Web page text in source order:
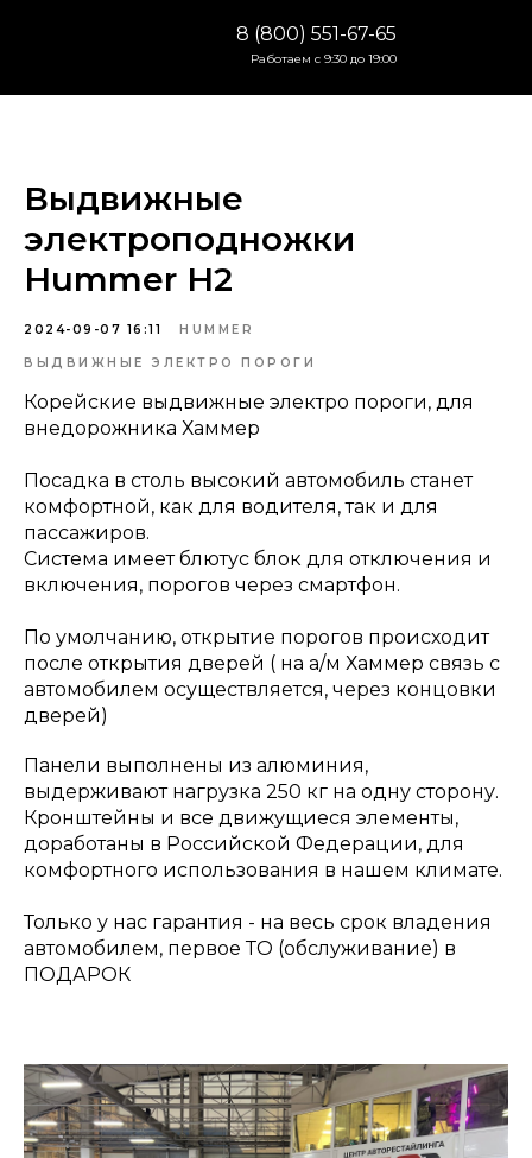
Работаем с 9:30 до 19:00
Заказать звонок
8 (800) 551-67-65
Выдвижные
электроподножки
Hummer H2
2024-09-07 16:11 HUMMER
ВЫДВИЖНЫЕ ЭЛЕКТРО ПОРОГИ
Корейские выдвижные электро пороги, для
внедорожника Хаммер
Посадка в столь высокий автомобиль станет
комфортной, как для водителя, так и для
пассажиров.
Система имеет блютус блок для отключения и
включения, порогов через смартфон.
По умолчанию, открытие порогов происходит
после открытия дверей ( на а/м Хаммер связь с
автомобилем осуществляется, через концовки
дверей)
Панели выполнены из алюминия,
выдерживают нагрузка 250 кг на одну сторону.
Кронштейны и все движущиеся элементы,
доработаны в Российской Федерации, для
комфортного использования в нашем климате.
Только у нас гарантия - на весь срок владения
автомобилем, первое ТО (обслуживание) в
ПОДАРОК